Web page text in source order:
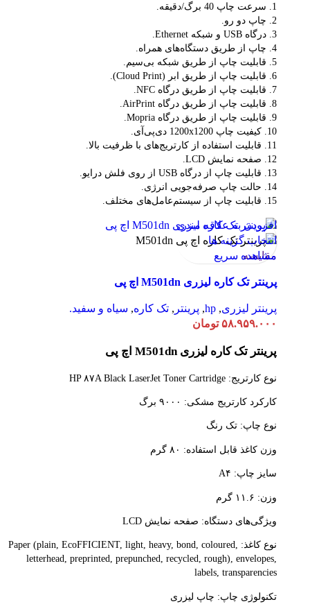
1. سرعت چاپ 40 برگ/دقیقه.
2. چاپ دو رو.
3. درگاه USB و شبکه Ethernet.
4. چاپ از طریق دستگاه‌های همراه.
5. قابلیت چاپ از طریق شبکه بی‌سیم.
6. قابلیت چاپ از طریق ابر (Cloud Print).
7. قابلیت چاپ از طریق درگاه NFC.
8. قابلیت چاپ از طریق درگاه AirPrint.
9. قابلیت چاپ از طریق درگاه Mopria.
10. کیفیت چاپ 1200x1200 دی‌پی‌آی.
11. قابلیت استفاده از کارتریج‌های با ظرفیت بالا.
12. صفحه نمایش LCD.
13. قابلیت چاپ از درگاه USB از روی فلش درایو.
14. حالت چاپ صرفه‌جویی انرژی.
15. قابلیت چاپ از سیستم‌عامل‌های مختلف.
افزودن به علاقه مندی
انتخاب گزینه ها
مشاهده سریع
مقایسه
پرینتر تک کاره لیزری M501dn اچ پی
پرینتر لیزری,
hp
, پرینتر , تک کاره, سیاه و سفید.
۵۸.۹۵۹.۰۰۰ تومان
پرینتر تک کاره لیزری M501dn اچ پی
نوع کارتریج: HP ۸۷A Black LaserJet Toner Cartridge
کارکرد کارتریج مشکی: ۹۰۰۰ برگ
نوع چاپ: تک رنگ
وزن کاغذ قابل استفاده: ۸۰ گرم
سایز چاپ: A۴
وزن: ۱۱.۶ گرم
ویژگی‌های دستگاه: صفحه نمایش LCD
نوع کاغذ: Paper (plain, EcoFFICIENT, light, heavy, bond, coloured,
letterhead, preprinted, prepunched, recycled, rough), envelopes,
labels, transparencies
تکنولوژی چاپ: چاپ لیزری